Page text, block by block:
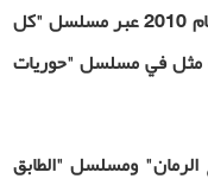
على خشبة المسرح ودخل عالم التلفزيون عام 2010 عبر مسلسل "كل
مثل في مسلسل "حوريات
ومسلسل "الطابق